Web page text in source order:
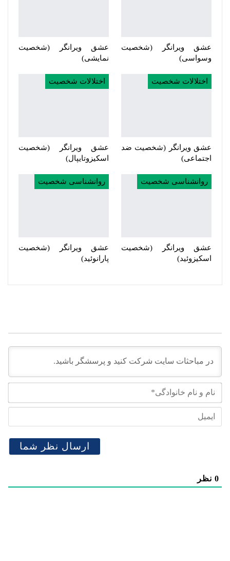
عشق ویرانگر (شخصیت
وسواسی)
عشق ویرانگر (شخصیت
نمایشی)
اختلالات شخصیت
عشق ویرانگر (شخصیت ضد
اجتماعی)
اختلالات شخصیت
عشق ویرانگر (شخصیت
اسکیزوتایپال)
روانشناسی شخصیت
عشق ویرانگر (شخصیت
اسکیزوئید)
روانشناسی شخصیت
عشق ویرانگر (شخصیت
پارانوئید)
نام
0 نظر